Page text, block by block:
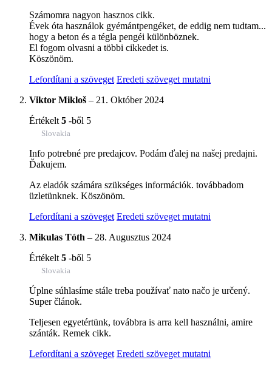
Számomra nagyon hasznos cikk.
Évek óta használok gyémántpengéket, de eddig nem tudtam...
hogy a beton és a tégla pengéi különböznek.
El fogom olvasni a többi cikkedet is.
Köszönöm.
Lefordítani a szöveget Eredeti szöveget mutatni
Viktor Mikloš – 21. Október 2024
Értékelt 5 -ből 5
Slovakia
Info potrebné pre predajcov. Podám ďalej na našej predajni.
Ďakujem.
Az eladók számára szükséges információk. továbbadom
üzletünknek. Köszönöm.
Lefordítani a szöveget Eredeti szöveget mutatni
Mikulas Tóth – 28. Augusztus 2024
Értékelt 5 -ből 5
Slovakia
Úplne súhlasíme stále treba používať nato načo je určený.
Super článok.
Teljesen egyetértünk, továbbra is arra kell használni, amire
szánták. Remek cikk.
Lefordítani a szöveget Eredeti szöveget mutatni